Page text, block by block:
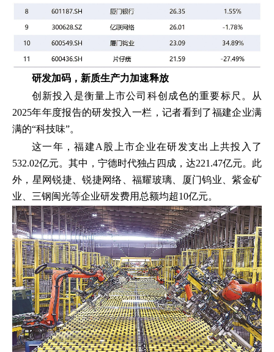
研发加码，新质生产力加速释放
创新投入是衡量上市公司科创成色的重要标尺。从
2025年年度报告的研发投入一栏，记者看到了福建企业满
满的“科技味”。
这一年，福建A股上市企业在研发支出上共投入了
532.02亿元。其中，宁德时代独占四成，达221.47亿元。此
外，星网锐捷、锐捷网络、福耀玻璃、厦门钨业、紫金矿
业、三钢闽光等企业研发费用总额均超10亿元。